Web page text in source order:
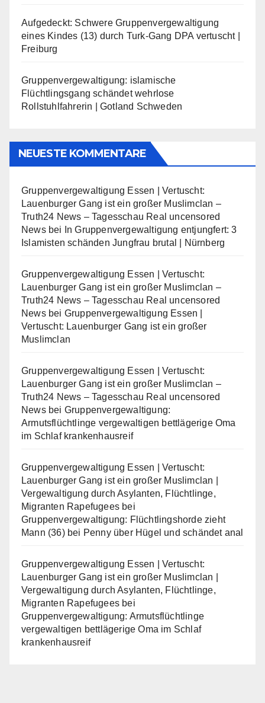
Aufgedeckt: Schwere Gruppenvergewaltigung
eines Kindes (13) durch Turk-Gang DPA vertuscht |
Freiburg
Gruppenvergewaltigung: islamische
Flüchtlingsgang schändet wehrlose
Rollstuhlfahrerin | Gotland Schweden
NEUESTE KOMMENTARE
Gruppenvergewaltigung Essen | Vertuscht:
Lauenburger Gang ist ein großer Muslimclan –
Truth24 News – Tagesschau Real uncensored
Newsbei
In Gruppenvergewaltigung entjungfert: 3
Islamisten schänden Jungfrau brutal | Nürnberg
Gruppenvergewaltigung Essen | Vertuscht:
Lauenburger Gang ist ein großer Muslimclan –
Truth24 News – Tagesschau Real uncensored
Newsbei Gruppenvergewaltigung Essen |
Vertuscht: Lauenburger Gang ist ein großer
Muslimclan
Gruppenvergewaltigung Essen | Vertuscht:
Lauenburger Gang ist ein großer Muslimclan –
Truth24 News – Tagesschau Real uncensored
Newsbei Gruppenvergewaltigung:
Armutsflüchtlinge vergewaltigen bettlägerige Oma
im Schlaf krankenhausreif
Gruppenvergewaltigung Essen | Vertuscht:
Lauenburger Gang ist ein großer Muslimclan |
Vergewaltigung durch Asylanten, Flüchtlinge,
Migranten Rapefugees bei
Gruppenvergewaltigung: Flüchtlingshorde zieht
Mann (36) bei Penny über Hügel und schändet anal
Gruppenvergewaltigung Essen | Vertuscht:
Lauenburger Gang ist ein großer Muslimclan |
Vergewaltigung durch Asylanten, Flüchtlinge,
Migranten Rapefugees bei
Gruppenvergewaltigung: Armutsflüchtlinge
vergewaltigen bettlägerige Oma im Schlaf
krankenhausreif